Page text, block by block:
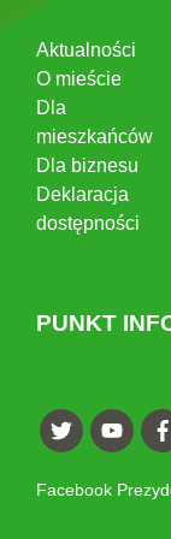
Aktualności
O mieście
Dla
mieszkańców
Dla biznesu
Deklaracja
dostępności
PUNKT
Facebook